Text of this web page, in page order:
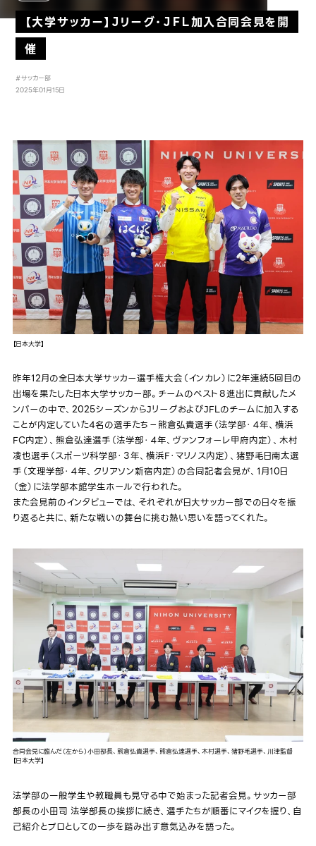
【大学サッカー】Ｊリーグ・ＪＦＬ加入合同会見を開
催
#サッカー部
2025年01月15日
【日本大学】
昨年12月の全日本大学サッカー選手権大会（インカレ）に2年連続5回目の
出場を果たした日本大学サッカー部。チームのベスト８進出に貢献したメ
ンバーの中で、2025シーズンからJリーグおよびJFLのチームに加入する
ことが内定していた4名の選手たち−熊倉弘貴選手（法学部・４年、横浜
FC内定）、熊倉弘達選手（法学部・４年、ヴァンフォーレ甲府内定）、木村
凌也選手（スポーツ科学部・３年、横浜F・マリノス内定）、猪野毛日南太選
手（文理学部・４年、クリアソン新宿内定）の合同記者会見が、1月10日
（金）に法学部本館学生ホールで行われた。
また会見前のインタビューでは、それぞれが日大サッカー部での日々を振
り返ると共に、新たな戦いの舞台に挑む熱い思いを語ってくれた。
合同会見に臨んだ（左から）小田部長、熊倉弘貴選手、熊倉弘達選手、木村選手、猪野毛選手、川津監督
【日本大学】
法学部の一般学生や教職員も見守る中で始まった記者会見。サッカー部
部長の小田司 法学部長の挨拶に続き、選手たちが順番にマイクを握り、自
己紹介とプロとしての一歩を踏み出す意気込みを語った。